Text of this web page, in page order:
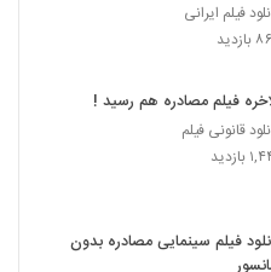
فیلم ایرانی
فیلم مصادره هم رسید !
قانونی فیلم
فیلم سینمایی مصادره بدون